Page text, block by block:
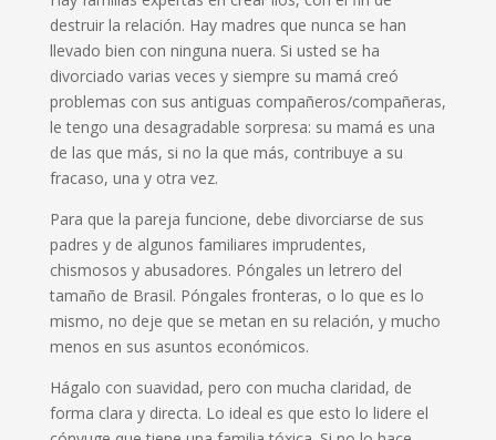
destruir la relación. Hay madres que nunca se han
llevado bien con ninguna nuera. Si usted se ha
divorciado varias veces y siempre su mamá creó
problemas con sus antiguas compañeros/compañeras,
le tengo una desagradable sorpresa: su mamá es una
de las que más, si no la que más, contribuye a su
fracaso, una y otra vez.
Para que la pareja funcione, debe divorciarse de sus
padres y de algunos familiares imprudentes,
chismosos y abusadores. Póngales un letrero del
tamaño de Brasil. Póngales fronteras, o lo que es lo
mismo, no deje que se metan en su relación, y mucho
menos en sus asuntos económicos.
Hágalo con suavidad, pero con mucha claridad, de
forma clara y directa. Lo ideal es que esto lo lidere el